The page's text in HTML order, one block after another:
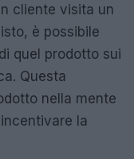
cliente visita un
è possibile
quel prodotto sui
Questa
nella mente
la